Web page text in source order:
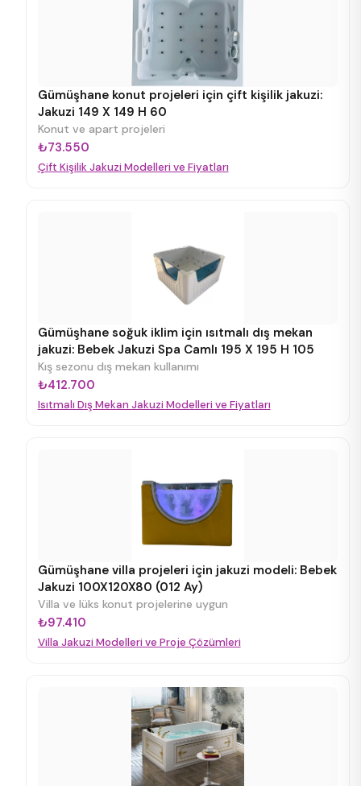
Gümüşhane konut projeleri için çift kişilik jakuzi:
Jakuzi 149 X 149 H 60
Konut ve apart projeleri
₺73.550
Çift Kişilik Jakuzi Modelleri ve Fiyatları
Gümüşhane soğuk iklim için ısıtmalı dış mekan
jakuzi: Bebek Jakuzi Spa Camlı 195 X 195 H 105
Kış sezonu dış mekan kullanımı
₺412.700
Isıtmalı Dış Mekan Jakuzi Modelleri ve Fiyatları
Gümüşhane villa projeleri için jakuzi modeli: Bebek
Jakuzi 100X120X80 (012 Ay)
Villa ve lüks konut projelerine uygun
₺97.410
Villa Jakuzi Modelleri ve Proje Çözümleri